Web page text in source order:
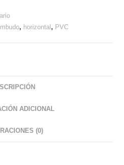
, horizontal , PVC
ADICIONAL
(0)